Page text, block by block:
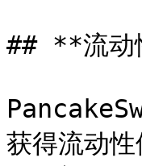
## **流动
获得流动